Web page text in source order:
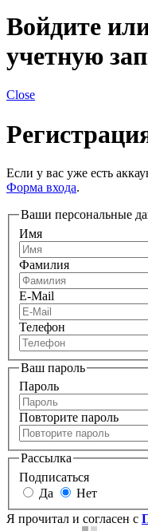
Войдите
учетную
Close
Если у вас уже есть
Форма входа.
Ваши персональные
Имя
Фамилия
E-Mail
Телефон
Ваш пароль
Пароль
Повторите пароль
Рассылка
Подписаться
Да
Нет
Я прочитал и согласен с